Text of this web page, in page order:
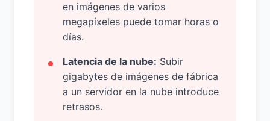
en imágenes de varios
megapíxeles puede tomar horas o
días.
Latencia de la nube: Subir
gigabytes de imágenes de fábrica
a un servidor en la nube introduce
retrasos.